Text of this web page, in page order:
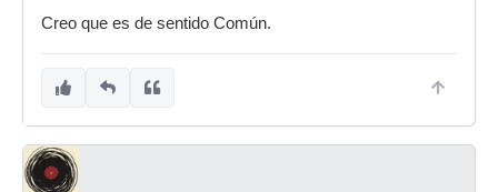
Creo que es de sentido Común.